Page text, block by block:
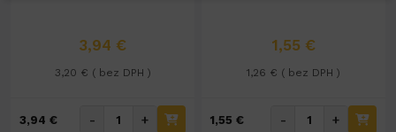
3,94 €
3,20 € ( bez DPH )
3,94 € - +
1,55 €
1,26 € ( bez DPH )
1,55 € - +